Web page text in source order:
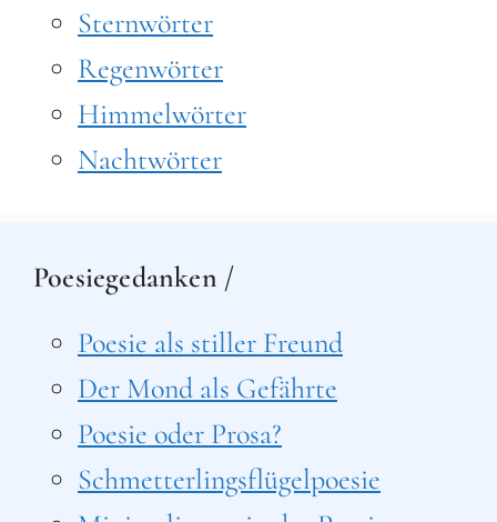
Sternwörter
Regenwörter
Himmelwörter
Nachtwörter
Poesiegedanken /
Poesie als stiller Freund
Der Mond als Gefährte
Poesie oder Prosa?
Schmetterlingsflügelpoesie